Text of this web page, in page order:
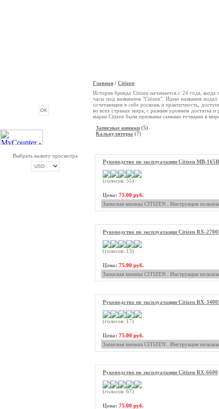
Выбрать валюту просмотра
Главная / Citizen
История бренда Citizen начинается с 24 года,
часы под названием "Citizen". Идею названия
сочетающим в себе роскошь и практичность,
во всех странах мира, с разным уровнем достатка
марки Citizen были признаны самыми точными в
Записные книжки (5)
Калькуляторы (7)
Руководство по эксплуатации Citizen MB-
(голосов: 55)
Цена: 75.00 руб.
Записная книжка CITIZEN . Инструкция
Руководство по эксплуатации Citizen RX-
(голосов: 13)
Цена: 75.00 руб.
Записная книжка CITIZEN . Инструкция
Руководство по эксплуатации Citizen RX-
(голосов: 17)
Цена: 75.00 руб.
Записная книжка CITIZEN . Инструкция
Руководство по эксплуатации Citizen RX-6600
(голосов: 67)
Цена: 75.00 руб.